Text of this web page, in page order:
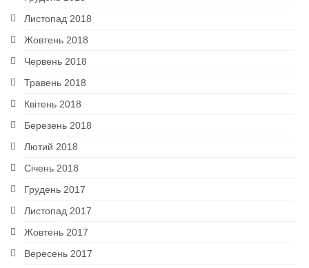
Листопад 2018
Жовтень 2018
Червень 2018
Травень 2018
Квітень 2018
Березень 2018
Лютий 2018
Січень 2018
Грудень 2017
Листопад 2017
Жовтень 2017
Вересень 2017